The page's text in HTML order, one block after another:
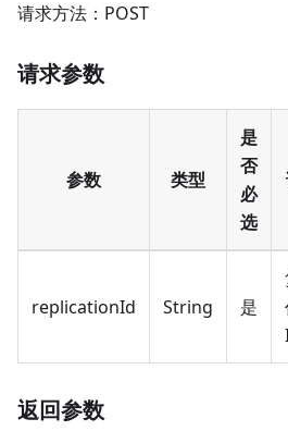
请求方法：POST
请求参数
参数 类型
是
否
必
选
replicationId String 是
返回参数